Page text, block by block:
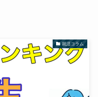
就活コラム